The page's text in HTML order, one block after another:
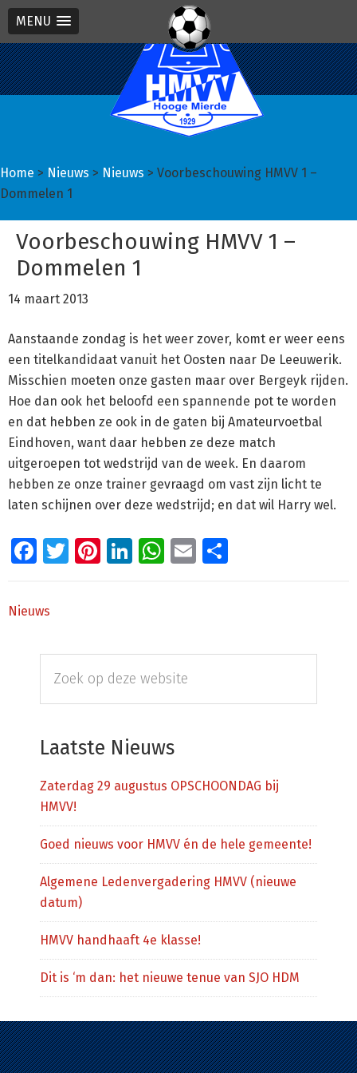
MENU
Spring
naar
de
Door
naar
de
Spring
naar
de
Home > Nieuws > Nieuws > Voorbeschouwing HMVV 1 –
Dommelen 1
Voorbeschouwing HMVV 1 –
Dommelen 1
14 maart 2013
Aanstaande zondag is het weer zover, komt er weer eens
een titelkandidaat vanuit het Oosten naar De Leeuwerik.
Misschien moeten onze gasten maar over Bergeyk rijden.
Hoe dan ook het beloofd een spannende pot te worden
en dat hebben ze ook in de gaten bij Amateurvoetbal
Eindhoven, want daar hebben ze deze match
uitgeroepen tot wedstrijd van de week. En daarom
hebben ze onze trainer gevraagd om vast zijn licht te
laten schijnen over deze wedstrijd; en dat wil Harry wel.
Facebook
Twitter
Pinterest
LinkedIn
WhatsApp
Email
Nieuws
Primaire
Sidebar
deze
Laatste Nieuws
Zaterdag 29 augustus OPSCHOONDAG bij
HMVV!
Goed nieuws voor HMVV én de hele gemeente!
Algemene Ledenvergadering HMVV (nieuwe
datum)
HMVV handhaaft 4e klasse!
Dit is ‘m dan: het nieuwe tenue van SJO HDM